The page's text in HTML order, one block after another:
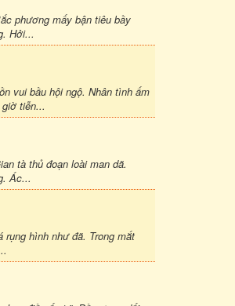
phương mấy bận tiêu bầy
Hởi...
vui bầu hội ngộ. Nhân tình ấm
tiễn...
tà thủ đoạn loài man dã.
Ác...
hình như đã. Trong mắt